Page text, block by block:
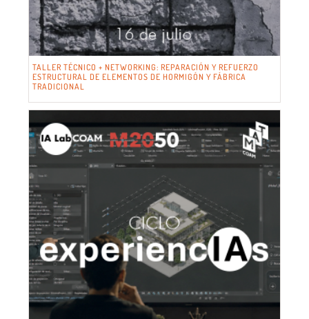
TALLER TÉCNICO + NETWORKING: REPARACIÓN Y REFUERZO
ESTRUCTURAL DE ELEMENTOS DE HORMIGÓN Y FÁBRICA
TRADICIONAL